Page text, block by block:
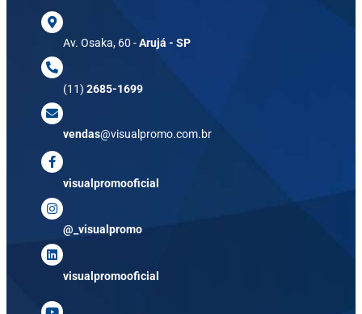
Av. Osaka, 60 -Arujá - SP
(11)2685-1699
vendas@visualpromo.com.br
visualpromooficial
@_visualpromo
visualpromooficial